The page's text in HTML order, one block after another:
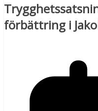
förbättring i